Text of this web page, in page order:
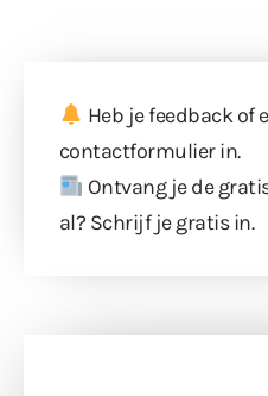
Heb je feedback of
contactformulierin.
Ontvang je de
al? Schrijf je gratis in.